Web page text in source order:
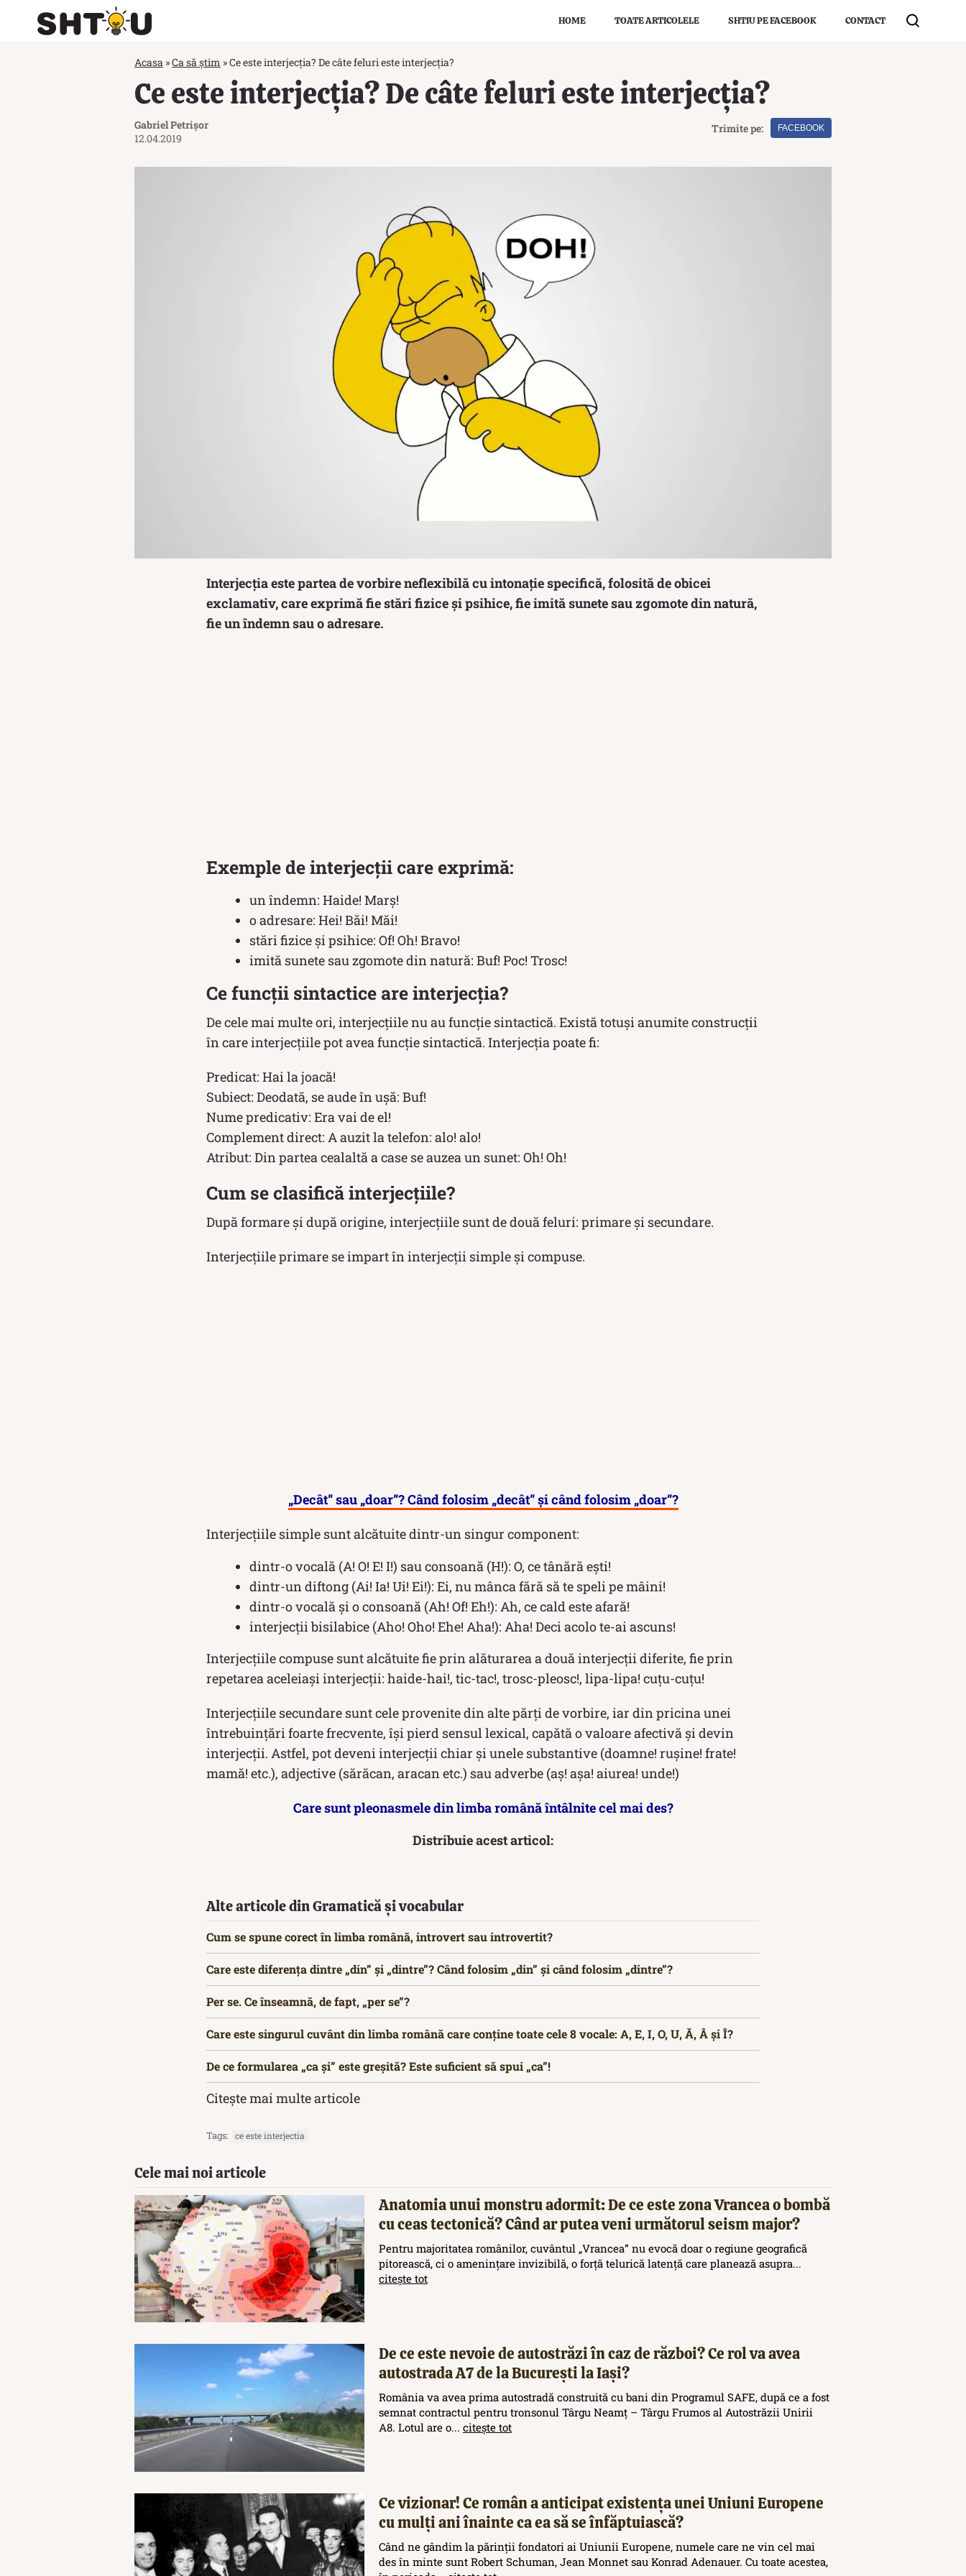
HOME TOATE ARTICOLELE SHTIU PE FACEBOOK CONTACT
Acasa »Ca să știm »Ce este interjecția? De câte feluri este interjecția?
Ce este interjecția? De câte feluri este interjecția?
Gabriel Petrișor
12.04.2019
Trimite pe: FACEBOOK
Interjecția este partea de vorbire neflexibilă cu intonație specifică, folosită de obicei
exclamativ, care exprimă fie stări fizice și psihice, fie imită sunete sau zgomote din natură,
fie un îndemn sau o adresare.
Exemple de interjecții care exprimă:
un îndemn: Haide! Marș!
o adresare: Hei! Băi! Măi!
stări fizice și psihice: Of! Oh! Bravo!
imită sunete sau zgomote din natură: Buf! Poc! Trosc!
Ce funcții sintactice are interjecția?
De cele mai multe ori, interjecțiile nu au funcție sintactică. Există totuși anumite construcții
în care interjecțiile pot avea funcție sintactică. Interjecția poate fi:
Predicat: Hai la joacă!
Subiect: Deodată, se aude în ușă: Buf!
Nume predicativ: Era vai de el!
Complement direct: A auzit la telefon: alo! alo!
Atribut: Din partea cealaltă a case se auzea un sunet: Oh! Oh!
Cum se clasifică interjecțiile?
După formare și după origine, interjecțiile sunt de două feluri: primare și secundare.
Interjecțiile primare se impart în interjecții simple și compuse.
„Decât” sau „doar”? Când folosim „decât” și când folosim „doar”?
Interjecțiile simple sunt alcătuite dintr-un singur component:
dintr-o vocală (A! O! E! I!) sau consoană (H!): O, ce tânără ești!
dintr-un diftong (Ai! Ia! Ui! Ei!): Ei, nu mânca fără să te speli pe mâini!
dintr-o vocală și o consoană (Ah! Of! Eh!): Ah, ce cald este afară!
interjecţii bisilabice (Aho! Oho! Ehe! Aha!): Aha! Deci acolo te-ai ascuns!
Interjecţiile compuse sunt alcătuite fie prin alăturarea a două interjecţii diferite, fie prin
repetarea aceleiaşi interjecţii: haide-hai!, tic-tac!, trosc-pleosc!, lipa-lipa! cuțu-cuțu!
Interjecțiile secundare sunt cele provenite din alte părți de vorbire, iar din pricina unei
întrebuințări foarte frecvente, își pierd sensul lexical, capătă o valoare afectivă și devin
interjecții. Astfel, pot deveni interjecții chiar și unele substantive (doamne! rușine! frate!
mamă! etc.), adjective (sărăcan, aracan etc.) sau adverbe (aș! așa! aiurea! unde!)
Care sunt pleonasmele din limba română întâlnite cel mai des?
Distribuie acest articol:
Alte articole din Gramatică și vocabular
Cum se spune corect în limba română, introvert sau introvertit?
Care este diferența dintre „din” și „dintre”? Când folosim „din” și când folosim „dintre”?
Per se. Ce înseamnă, de fapt, „per se”?
Care este singurul cuvânt din limba română care conține toate cele 8 vocale: A, E, I, O, U, Ă, Â și Î?
De ce formularea „ca și” este greșită? Este suficient să spui „ca”!
Citește mai multe articole
Tags: ce este interjectia
Cele mai noi articole
Anatomia unui monstru adormit: De ce este zona Vrancea o bombă
cu ceas tectonică? Când ar putea veni următorul seism major?
Pentru majoritatea românilor, cuvântul „Vrancea” nu evocă doar o regiune geografică
pitorească, ci o amenințare invizibilă, o forță telurică latență care planează asupra...
citește tot
De ce este nevoie de autostrăzi în caz de război? Ce rol va avea
autostrada A7 de la București la Iași?
România va avea prima autostradă construită cu bani din Programul SAFE, după ce a fost
semnat contractul pentru tronsonul Târgu Neamț – Târgu Frumos al Autostrăzii Unirii
A8. Lotul are o... citește tot
Ce vizionar! Ce român a anticipat existența unei Uniuni Europene
cu mulți ani înainte ca ea să se înfăptuiască?
Când ne gândim la părinții fondatori ai Uniunii Europene, numele care ne vin cel mai
des în minte sunt Robert Schuman, Jean Monnet sau Konrad Adenauer. Cu toate acestea,